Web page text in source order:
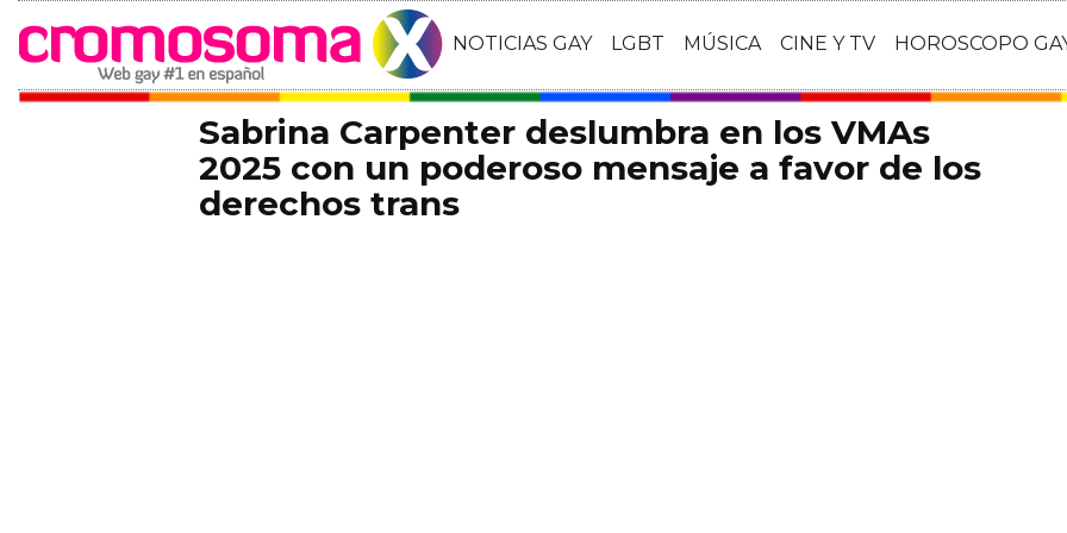
NOTICIAS GAY LGBT MÚSICA CINE Y TV HOROSCOPO
Sabrina Carpenter deslumbra en los VMAs
2025 con un poderoso mensaje a favor de los
derechos trans